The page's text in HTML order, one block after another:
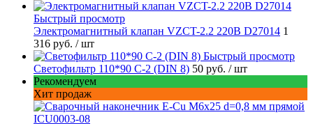
Быстрый просмотр
Электромагнитный клапан VZCT-2.2 220В D27014 1
316 руб. / шт
Быстрый просмотр
Светофильтр 110*90 С-2 (DIN 8) 50 руб. / шт
Рекомендуем
Хит продаж